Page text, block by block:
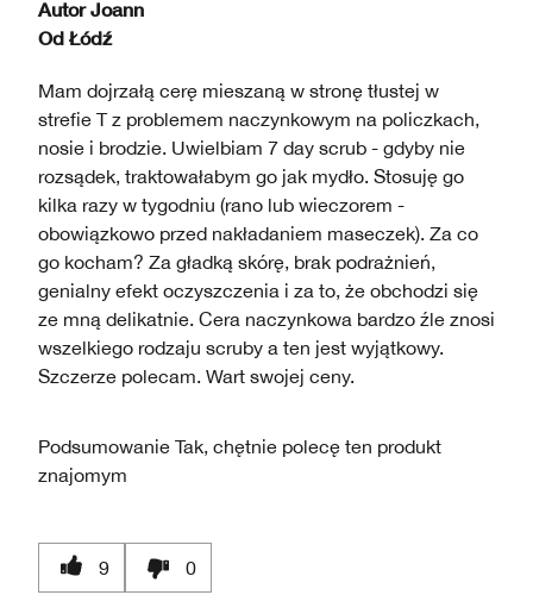
Autor Joann
Od Łódź
Mam dojrzałą cerę mieszaną w stronę tłustej w
strefie T z problemem naczynkowym na policzkach,
nosie i brodzie. Uwielbiam 7 day scrub - gdyby nie
rozsądek, traktowałabym go jak mydło. Stosuję go
kilka razy w tygodniu (rano lub wieczorem -
obowiązkowo przed nakładaniem maseczek). Za co
go kocham? Za gładką skórę, brak podrażnień,
genialny efekt oczyszczenia i za to, że obchodzi się
ze mną delikatnie. Cera naczynkowa bardzo źle znosi
wszelkiego rodzaju scruby a ten jest wyjątkowy.
Szczerze polecam. Wart swojej ceny.
Podsumowanie Tak, chętnie polecę ten produkt
znajomym
9 0